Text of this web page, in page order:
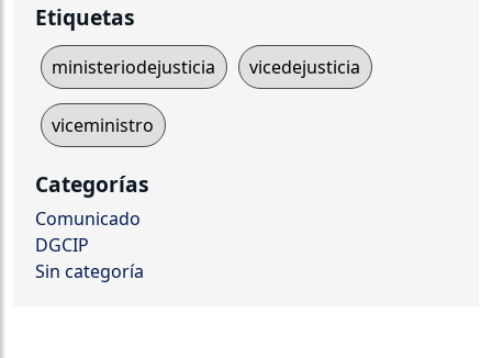
Etiquetas
ministeriodejusticia vicedejusticia
viceministro
Categorías
Comunicado
DGCIP
Sin categoría